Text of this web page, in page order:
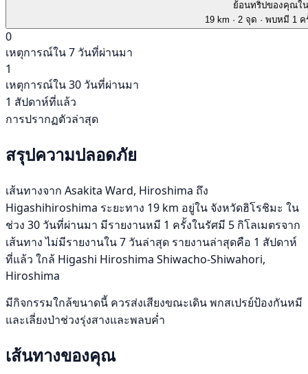
ย้อนทริปของคุณใ
19 km · 2 จุด · พบหมี 1
0
เหตุการณ์ใน 7 วันที่ผ่านมา
1
เหตุการณ์ใน 30 วันที่ผ่านมา
1 สัปดาห์ที่แล้ว
การปรากฏตัวล่าสุด
สรุปความปลอดภัย
เส้นทางจาก Asakita Ward, Hiroshima ถึง
Higashihiroshima ระยะทาง 19 km อยู่ใน จังหวัดฮิโรชิมะ ใน
ช่วง 30 วันที่ผ่านมา มีรายงานหมี 1 ครั้งในรัศมี 5 กิโลเมตรจาก
เส้นทาง ไม่มีรายงานใน 7 วันล่าสุด รายงานล่าสุดคือ 1 สัปดาห์
ที่แล้ว ใกล้ Higashi Hiroshima Shiwacho-Shiwahori,
Hiroshima
มีกิจกรรมใกล้ขนาดนี้ ควรส่งเสียงขณะเดิน พกสเปรย์ป้องกันหมี
และเลี่ยงป่าช่วงรุ่งสางและพลบค่ำ
เส้นทางของคุณ